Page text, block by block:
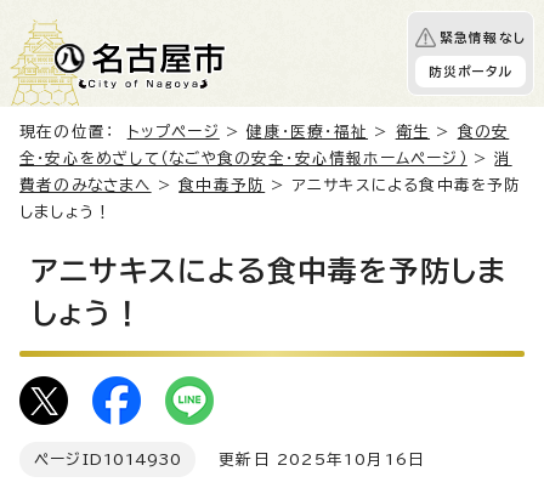
緊急情報なし
防災ポータル
現在の位置： トップページ >健康・医療・福祉 > 衛生 > 食の安
全・安心をめざして（なごや食の安全・安心情報ホームページ）
>消
費者のみなさまへ
>食中毒予防
> アニサキスによる食中毒を予防
しましょう！
アニサキスによる食中毒を予防しま
しょう！
ページID 1014930 更新日 2025年10月16日